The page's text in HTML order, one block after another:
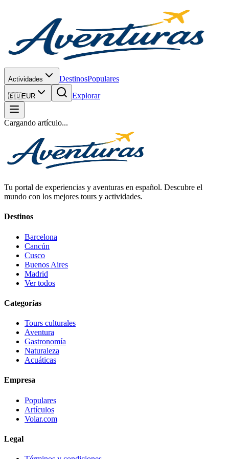
Actividades DestinosPopulares
🇪🇺EUR Explorar
Cargando artículo...
Tu portal de experiencias y aventuras en español. Descubre el
mundo con los mejores tours y actividades.
Destinos
Barcelona
Cancún
Cusco
Buenos Aires
Madrid
Ver todos
Categorías
Tours culturales
Aventura
Gastronomía
Naturaleza
Acuáticas
Empresa
Populares
Artículos
Volar.com
Legal